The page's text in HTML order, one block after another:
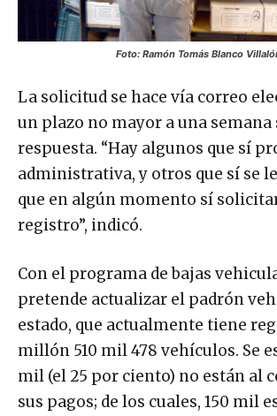
Foto: Ramón Tomás Blanco
La solicitud se hace vía correo
un plazo no mayor a una semana
respuesta. “Hay algunos que sí
administrativa, y otros que sí se
que en algún momento sí
registro”, indicó.
Con el programa de bajas
pretende actualizar el padrón
estado, que actualmente tiene
millón 510 mil 478 vehículos. Se
mil (el 25 por ciento) no están al
sus pagos; de los cuales, 150 mil